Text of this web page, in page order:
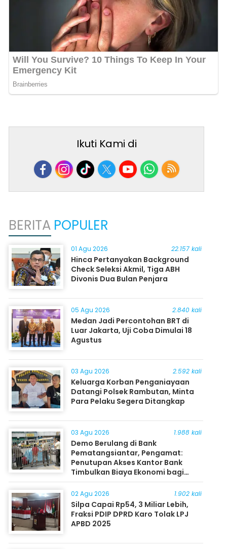
Ikuti Kami di
BERITA POPULER
01 Agu 2026 22.157 kali
Hinca Pertanyakan Background
Check Seleksi Akmil, Tiga ABH
Divonis Dua Bulan Penjara
05 Agu 2026 2.840 kali
Medan Jadi Percontohan BRT di
Luar Jakarta, Uji Coba Dimulai 18
Agustus
03 Agu 2026 2.592 kali
Keluarga Korban Penganiayaan
Datangi Polsek Rambutan, Minta
Para Pelaku Segera Ditangkap
03 Agu 2026 1.988 kali
Demo Berulang di Bank
Pematangsiantar, Pengamat:
Penutupan Akses Kantor Bank
Timbulkan Biaya Ekonomi bagi
Masyarakat
02 Agu 2026 1.902 kali
Silpa Capai Rp54, 3 Miliar Lebih,
Fraksi PDIP DPRD Karo Tolak LPJ
APBD 2025